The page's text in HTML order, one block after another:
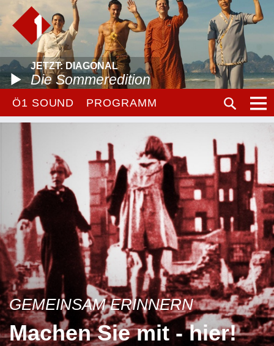
JETZT: DIAGONAL
Die Sommeredition
Ö1 SOUND PROGRAMM
GEMEINSAM ERINNERN
Machen Sie mit - hier!